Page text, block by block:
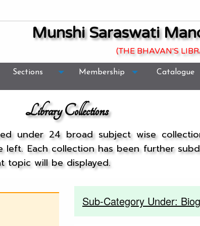
Munshi Saraswati
(THE BHAVAN'S
Sections Membership Catalogue
Library Collections
under 24 broad subject wise
Each collection has been further
topic will be displayed.
Sub-Category Under: